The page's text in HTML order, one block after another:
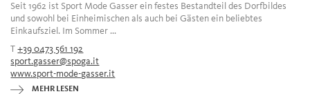
Seit 1962 ist Sport Mode Gasser ein festes Bestandteil des Dorfbildes
und sowohl bei Einheimischen als auch bei Gästen ein beliebtes
Einkaufsziel. Im Sommer ...
T+39 0473 561 192
sport.gasser@spoga.it
www.sport-mode-gasser.it
MEHR LESEN